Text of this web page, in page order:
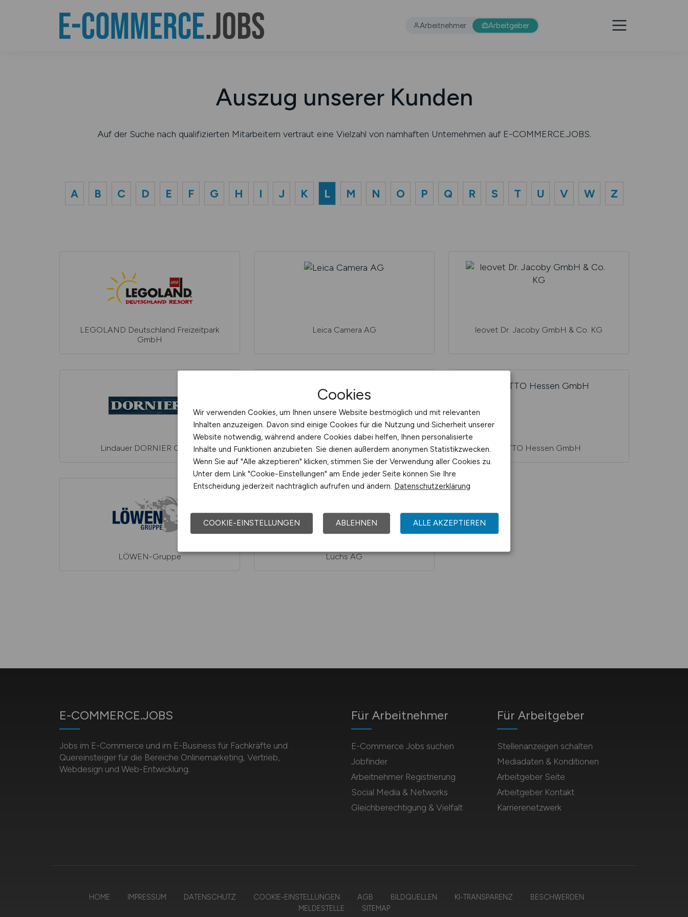
Arbeitnehmer Arbeitgeber
Auszug unserer Kunden
Auf der Suche nach qualifizierten Mitarbeitern vertraut eine Vielzahl von namhaften Unternehmen auf E-COMMERCE.JOBS.
A B C D E F G H I J K L M N O P Q R S T U V W Z
LEGOLAND Deutschland Freizeitpark
GmbH
Leica Camera AG leovet Dr. Jacoby GmbH & Co. KG
Lindauer DORNIER GmbH Lock GmbH LOTTO Hessen GmbH
LÖWEN-Gruppe Luchs AG
E-COMMERCE.JOBS
Jobs im E-Commerce und im E-Business für Fachkräfte und
Quereinsteiger für die Bereiche Onlinemarketing, Vertrieb,
Webdesign und Web-Entwicklung.
Für Arbeitnehmer
E-Commerce Jobs suchen
Jobfinder
Arbeitnehmer Registrierung
Social Media & Networks
Gleichberechtigung & Vielfalt
Für Arbeitgeber
Stellenanzeigen schalten
Mediadaten & Konditionen
Arbeitgeber Seite
Arbeitgeber Kontakt
Karrierenetzwerk
HOME IMPRESSUM DATENSCHUTZ COOKIE-EINSTELLUNGEN AGB BILDQUELLEN KI-TRANSPARENZ
BESCHWERDEN
MELDESTELLE
SITEMAP
Cookies
Wir verwenden Cookies, um Ihnen unsere Website bestmöglich und mit relevanten
Inhalten anzuzeigen. Davon sind einige Cookies für die Nutzung und Sicherheit unserer
Website notwendig, während andere Cookies dabei helfen, Ihnen personalisierte
Inhalte und Funktionen anzubieten. Sie dienen außerdem anonymen Statistikzwecken.
Wenn Sie auf "Alle akzeptieren" klicken, stimmen Sie der Verwendung aller Cookies zu.
Unter dem Link "Cookie-Einstellungen" am Ende jeder Seite können Sie Ihre
Entscheidung jederzeit nachträglich aufrufen und ändern. Datenschutzerklärung
COOKIE-EINSTELLUNGEN ABLEHNEN ALLE AKZEPTIEREN